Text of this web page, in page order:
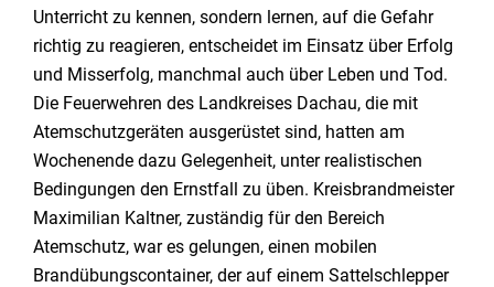
Unterricht zu kennen, sondern lernen, auf die Gefahr
richtig zu reagieren, entscheidet im Einsatz über Erfolg
und Misserfolg, manchmal auch über Leben und Tod.
Die Feuerwehren des Landkreises Dachau, die mit
Atemschutzgeräten ausgerüstet sind, hatten am
Wochenende dazu Gelegenheit, unter realistischen
Bedingungen den Ernstfall zu üben. Kreisbrandmeister
Maximilian Kaltner, zuständig für den Bereich
Atemschutz, war es gelungen, einen mobilen
Brandübungscontainer, der auf einem Sattelschlepper